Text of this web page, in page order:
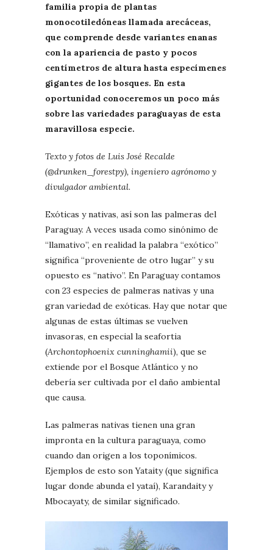
familia propia de plantas
monocotiledóneas llamada arecáceas,
que comprende desde variantes enanas
con la apariencia de pasto y pocos
centímetros de altura hasta especímenes
gigantes de los bosques. En esta
oportunidad conoceremos un poco más
sobre las variedades paraguayas de esta
maravillosa especie.
Texto y fotos de Luis José Recalde
(@drunken_forestpy), ingeniero agrónomo y
divulgador ambiental.
Exóticas y nativas, así son las palmeras del
Paraguay. A veces usada como sinónimo de
“llamativo”, en realidad la palabra “exótico”
significa “proveniente de otro lugar” y su
opuesto es “nativo”. En Paraguay contamos
con 23 especies de palmeras nativas y una
gran variedad de exóticas. Hay que notar que
algunas de estas últimas se vuelven
invasoras, en especial la seafortia
(Archontophoenix cunninghamii), que se
extiende por el Bosque Atlántico y no
debería ser cultivada por el daño ambiental
que causa.
Las palmeras nativas tienen una gran
impronta en la cultura paraguaya, como
cuando dan origen a los toponímicos.
Ejemplos de esto son Yataity (que significa
lugar donde abunda el yataí), Karandaity y
Mbocayaty, de similar significado.